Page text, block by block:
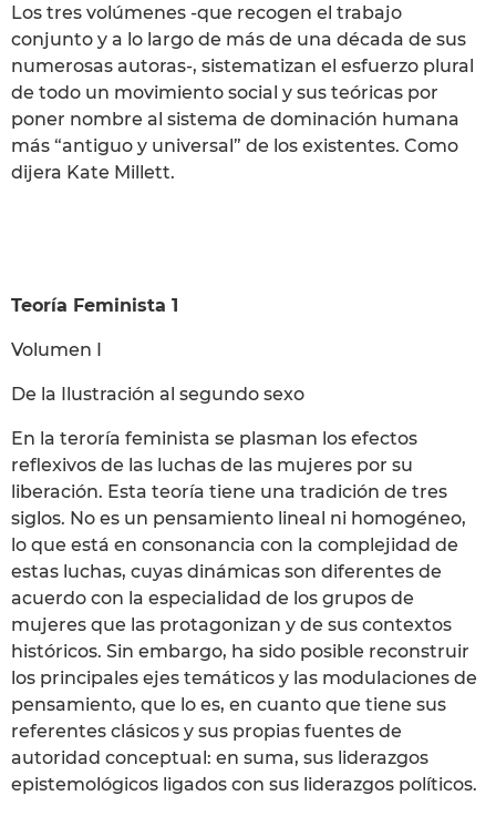
Los tres volúmenes -que recogen el trabajo
conjunto y a lo largo de más de una década de sus
numerosas autoras-, sistematizan el esfuerzo plural
de todo un movimiento social y sus teóricas por
poner nombre al sistema de dominación humana
más “antiguo y universal” de los existentes. Como
dijera Kate Millett.
Teoría Feminista 1
Volumen I
De la Ilustración al segundo sexo
En la teroría feminista se plasman los efectos
reflexivos de las luchas de las mujeres por su
liberación. Esta teoría tiene una tradición de tres
siglos. No es un pensamiento lineal ni homogéneo,
lo que está en consonancia con la complejidad de
estas luchas, cuyas dinámicas son diferentes de
acuerdo con la especialidad de los grupos de
mujeres que las protagonizan y de sus contextos
históricos. Sin embargo, ha sido posible reconstruir
los principales ejes temáticos y las modulaciones de
pensamiento, que lo es, en cuanto que tiene sus
referentes clásicos y sus propias fuentes de
autoridad conceptual: en suma, sus liderazgos
epistemológicos ligados con sus liderazgos políticos.